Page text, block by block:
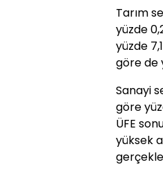
Tarım
yüzde
yüzde
göre de
Sanayi
göre
ÜFE
yüksek